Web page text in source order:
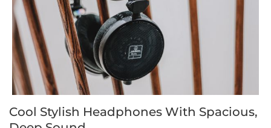
Cool Stylish Headphones With Spacious,